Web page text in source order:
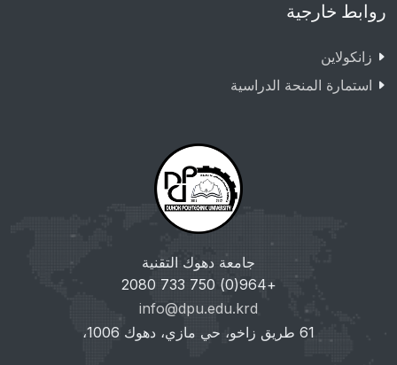
روابط خارجية
زانکولاین
استمارة المنحة الدراسية
جامعة دهوك التقنية
+964(0) 750 733 2080
info@dpu.edu.krd
61 طريق زاخو، حي مازي، دهوك 1006،